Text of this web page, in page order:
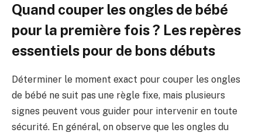
Quand couper les ongles de bébé
pour la première fois ? Les repères
essentiels pour de bons débuts
Déterminer le moment exact pour couper les ongles
de bébé ne suit pas une règle fixe, mais plusieurs
signes peuvent vous guider pour intervenir en toute
sécurité. En général, on observe que les ongles du